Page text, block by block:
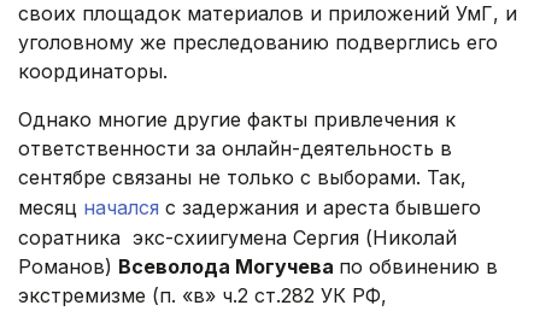
своих площадок материалов и приложений УмГ, и
уголовному же преследованию подверглись его
координаторы.
Однако многие другие факты привлечения к
ответственности за онлайн-деятельность в
сентябре связаны не только с выборами. Так,
месяц начался с задержания и ареста бывшего
соратника экс-схиигумена Сергия (Николай
Романов) Всеволода Могучева по обвинению в
экстремизме (п. «в» ч.2 ст.282 УК РФ,